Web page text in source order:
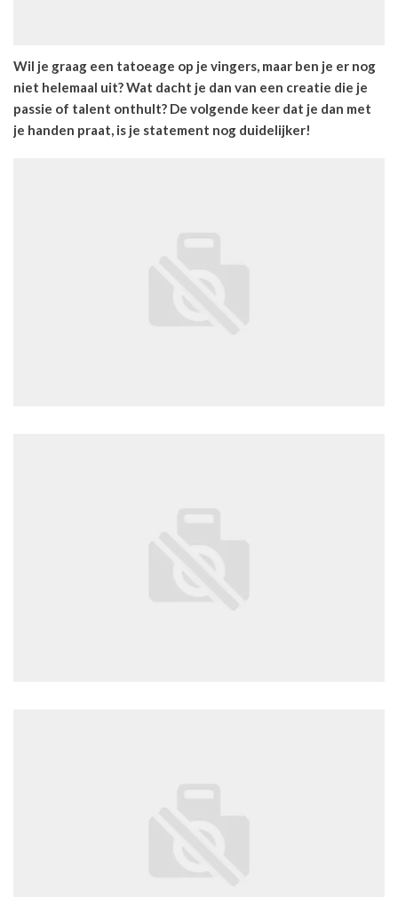
Wil je graag een tatoeage op je vingers, maar ben je er nog
niet helemaal uit? Wat dacht je dan van een creatie die je
passie of talent onthult? De volgende keer dat je dan met
je handen praat, is je statement nog duidelijker!